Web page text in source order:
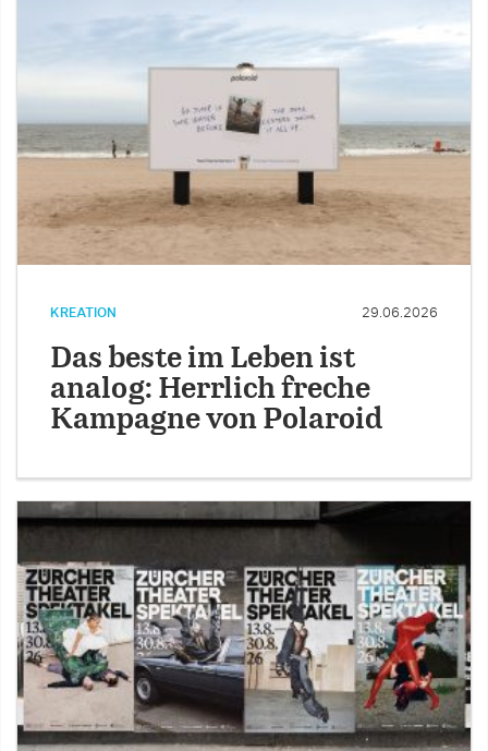
KREATION 29.06.2026
Das beste im Leben ist
analog: Herrlich freche
Kampagne von Polaroid